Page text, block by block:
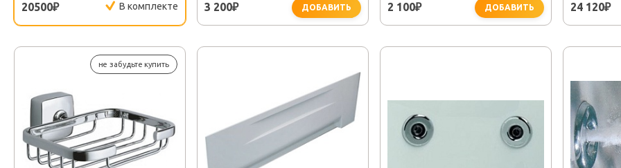
20500₽ В комплекте 3 200₽ ДОБАВИТЬ 2 100₽ ДОБАВИТЬ 24 120₽
не забудьте купить